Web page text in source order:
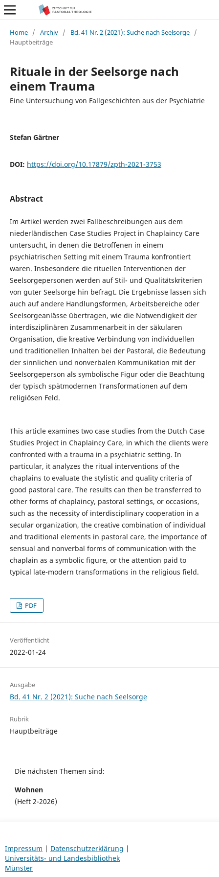
Home / Archiv / Bd. 41 Nr. 2 (2021): Suche nach Seelsorge /
Hauptbeiträge
Rituale in der Seelsorge nach
einem Trauma
Eine Untersuchung von Fallgeschichten aus der Psychiatrie
Stefan Gärtner
DOI: https://doi.org/10.17879/zpth-2021-3753
Abstract
Im Artikel werden zwei Fallbeschreibungen aus dem
niederländischen Case Studies Project in Chaplaincy Care
untersucht, in denen die Betroffenen in einem
psychiatrischen Setting mit einem Trauma konfrontiert
waren. Insbesondere die rituellen Interventionen der
Seelsorgepersonen werden auf Stil- und Qualitätskriterien
von guter Seelsorge hin befragt. Die Ergebnisse lassen sich
auch auf andere Handlungsformen, Arbeitsbereiche oder
Seelsorgeanlässe übertragen, wie die Notwendigkeit der
interdisziplinären Zusammenarbeit in der säkularen
Organisation, die kreative Verbindung von individuellen
und traditionellen Inhalten bei der Pastoral, die Bedeutung
der sinnlichen und nonverbalen Kommunikation mit der
Seelsorgeperson als symbolische Figur oder die Beachtung
der typisch spätmodernen Transformationen auf dem
religiösen Feld.
This article examines two case studies from the Dutch Case
Studies Project in Chaplaincy Care, in which the clients were
confronted with a trauma in a psychiatric setting. In
particular, it analyzes the ritual interventions of the
chaplains to evaluate the stylistic and quality criteria of
good pastoral care. The results can then be transferred to
other forms of chaplaincy, pastoral settings, or occasions,
such as the necessity of interdisciplinary cooperation in a
secular organization, the creative combination of individual
and traditional elements in pastoral care, the importance of
sensual and nonverbal forms of communication with the
chaplain as a symbolic figure, or the attention paid to
typical late-modern transformations in the religious field.
PDF
Veröffentlicht
2022-01-24
Ausgabe
Bd. 41 Nr. 2 (2021): Suche nach Seelsorge
Rubrik
Hauptbeiträge
Die nächsten Themen sind:
Wohnen
(Heft 2-2026)
Impressum | Datenschutzerklärung |
Universitäts- und Landesbibliothek
Münster